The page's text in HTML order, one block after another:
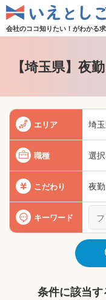
会社のココ知りたい！がわかる
【埼玉県】夜
エリア 埼
職種 選
こだわり 夜勤
キーワード
条件に該当す